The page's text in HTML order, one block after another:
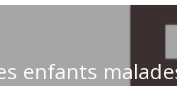
enfants